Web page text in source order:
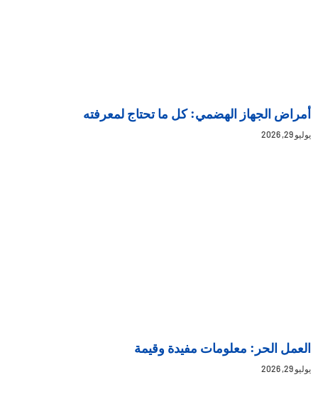
أمراض الجهاز الهضمي: كل ما تحتاج لمعرفته
يوليو 29, 2026
العمل الحر: معلومات مفيدة وقيمة
يوليو 29, 2026